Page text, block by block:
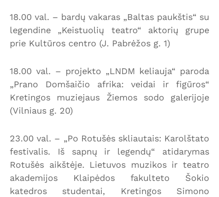
18.00 val. – bardų vakaras „Baltas paukštis“ su
legendine „Keistuolių teatro“ aktorių grupe
prie Kultūros centro (J. Pabrėžos g. 1)
18.00 val. – projekto „LNDM keliauja“ paroda
„Prano Domšaičio afrika: veidai ir figūros“
Kretingos muziejaus Žiemos sodo galerijoje
(Vilniaus g. 20)
23.00 val. – „Po Rotušės skliautais: Karolštato
festivalis. Iš sapnų ir legendų“ atidarymas
Rotušės aikštėje. Lietuvos muzikos ir teatro
akademijos Klaipėdos fakulteto Šokio
katedros studentai, Kretingos Simono